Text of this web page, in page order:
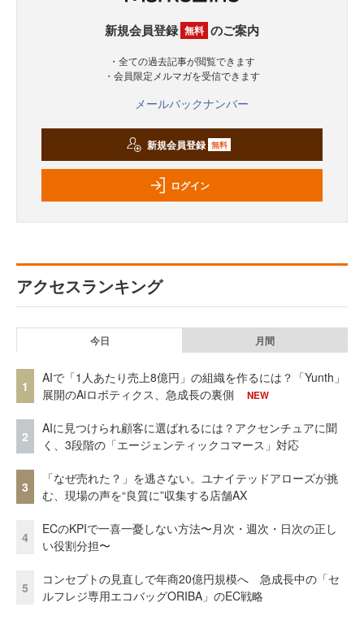
新規会員登録 無料 のご案内
・全ての過去記事が閲覧できます
・会員限定メルマガを受信できます
メールバックナンバー
新規会員登録 無料
ログイン
アクセスランキング
今日 月間
1
AIで「1人あたり売上8億円」の組織を作るには？「Yunth」
展開のAiロボティクス、急成長の裏側
NEW
2
AIに見つけられ顧客に選ばれるには？アクセンチュアに聞
く、3段階の「エージェンティックコマース」対応
3
「なぜ売れた？」を逃さない。ユナイテッドアローズが挑
む、現場の声を“良質に”収集する店舗AX
4
ECのKPIで一喜一憂しない方法〜月次・週次・日次の正し
い役割分担〜
5
コンセプトの見直しで年商20億円規模へ 急成長中の「セ
ルフレジ専用エコバッグORIBA」のEC戦略